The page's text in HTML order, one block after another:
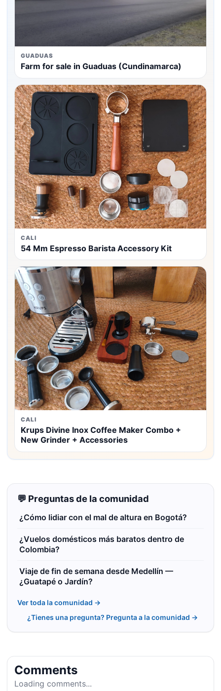
GUADUAS
Farm for sale in Guaduas (Cundinamarca)
CALI
54 Mm Espresso Barista Accessory Kit
CALI
Krups Divine Inox Coffee Maker Combo +
New Grinder + Accessories
💬 Preguntas de la comunidad
¿Cómo lidiar con el mal de altura en Bogotá?
¿Vuelos domésticos más baratos dentro de
Colombia?
Viaje de fin de semana desde Medellín —
¿Guatapé o Jardín?
Ver toda la comunidad →
¿Tienes una pregunta? Pregunta a la comunidad →
Comments
Loading comments...